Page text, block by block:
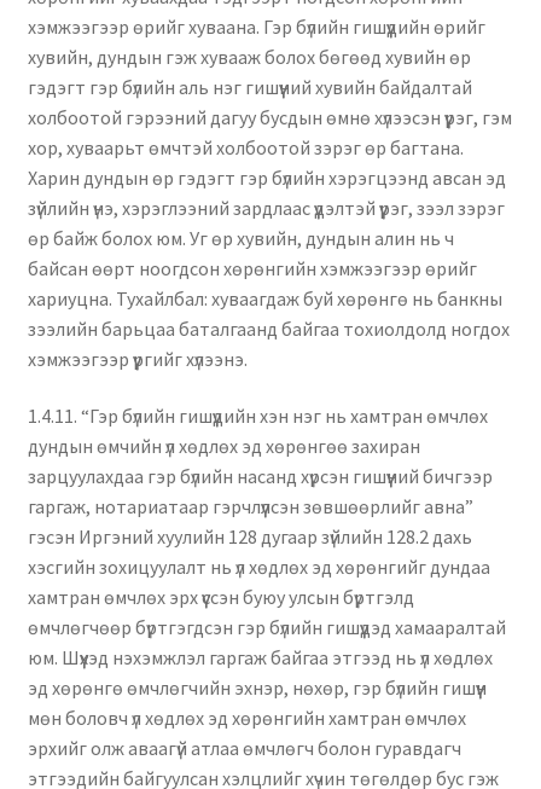
хэмжээгээр өрийг хуваана. Гэр бүлийн гишүүдийн өрийг
хувийн, дундын гэж хувааж болох бөгөөд хувийн өр
гэдэгт гэр бүлийн аль нэг гишүүний хувийн байдалтай
холбоотой гэрээний дагуу бусдын өмнө хүлээсэн үүрэг, гэм
хор, хуваарьт өмчтэй холбоотой зэрэг өр багтана.
Харин дундын өр гэдэгт гэр бүлийн хэрэгцээнд авсан эд
зүйлийн үнэ, хэрэглээний зардлаас үүдэлтэй үүрэг, зээл зэрэг
өр байж болох юм. Уг өр хувийн, дундын алин нь ч
байсан өөрт ноогдсон хөрөнгийн хэмжээгээр өрийг
хариуцна. Тухайлбал: хуваагдаж буй хөрөнгө нь банкны
зээлийн барьцаа баталгаанд байгаа тохиолдолд ногдох
хэмжээгээр үүргийг хүлээнэ.
1.4.11. “Гэр бүлийн гишүүдийн хэн нэг нь хамтран өмчлөх
дундын өмчийн үл хөдлөх эд хөрөнгөө захиран
зарцуулахдаа гэр бүлийн насанд хүрсэн гишүүний бичгээр
гаргаж, нотариатаар гэрчлүүлсэн зөвшөөрлийг авна”
гэсэн Иргэний хуулийн 128 дугаар зүйлийн 128.2 дахь
хэсгийн зохицуулалт нь үл хөдлөх эд хөрөнгийг дундаа
хамтран өмчлөх эрх үүссэн буюу улсын бүртгэлд
өмчлөгчөөр бүртгэгдсэн гэр бүлийн гишүүдэд хамааралтай
юм. Шүүхэд нэхэмжлэл гаргаж байгаа этгээд нь үл хөдлөх
эд хөрөнгө өмчлөгчийн эхнэр, нөхөр, гэр бүлийн гишүүн
мөн боловч үл хөдлөх эд хөрөнгийн хамтран өмчлөх
эрхийг олж аваагүй атлаа өмчлөгч болон гуравдагч
этгээдийн байгуулсан хэлцлийг хүчин төгөлдөр бус гэж